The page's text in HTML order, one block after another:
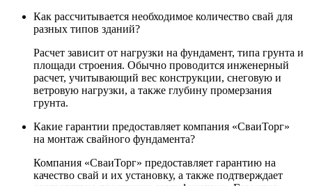
Как рассчитывается необходимое количество свай для
разных типов зданий?
Расчет зависит от нагрузки на фундамент, типа грунта и
площади строения. Обычно проводится инженерный
расчет, учитывающий вес конструкции, снеговую и
ветровую нагрузки, а также глубину промерзания
грунта.
Какие гарантии предоставляет компания «СваиТорг»
на монтаж свайного фундамента?
Компания «СваиТорг» предоставляет гарантию на
качество свай и их установку, а также подтверждает